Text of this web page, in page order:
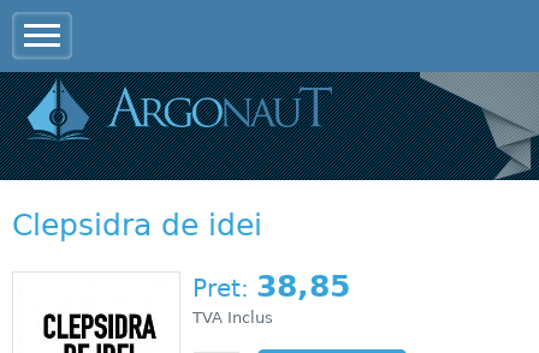
Clepsidra de idei
Pret: 38,85
TVA Inclus